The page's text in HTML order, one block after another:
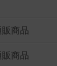
商品
商品